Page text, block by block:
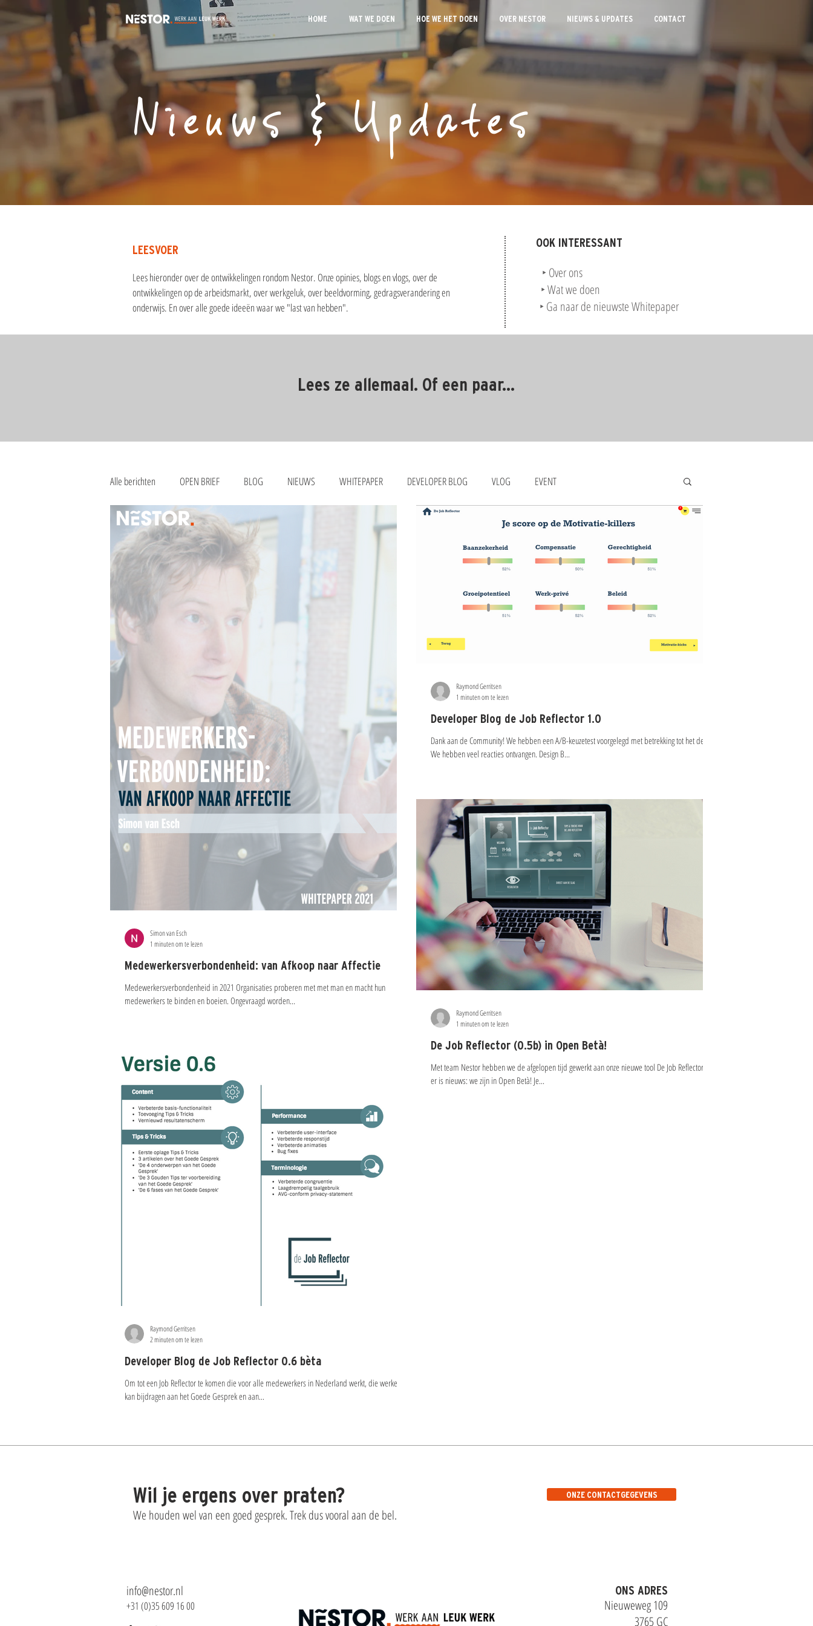
HOME WAT WE DOEN HOE WE HET DOEN OVER NESTOR NIEUWS & UPDATES CONTACT
Nieuws & Updates
OOK INTERESSANT
‣ Over ons
‣ Wat we doen
LEESVOER
Lees hieronder over de ontwikkelingen rondom Nestor. Onze opinies, blogs en vlogs, over de
ontwikkelingen op de arbeidsmarkt, over werkgeluk, over beeldvorming, gedragsverandering en
onderwijs. En over alle goede ideeën waar we "last van hebben".
‣ Ga naar de nieuwste Whitepaper
Lees ze allemaal. Of een paar...
Alle berichten OPEN BRIEF BLOG NIEUWS WHITEPAPER DEVELOPER BLOG VLOG EVENT
Medewerkersverbondenheid: van Afkoop naar Affectie
Medewerkersverbondenheid in 2021 Organisaties proberen met met man en macht hun
medewerkers te binden en boeien. Ongevraagd worden...
Simon van Esch
1 minuten om te lezen
Developer Blog de Job Reflector 1.0
Dank aan de Community! We hebben een A/B-keuzetest voorgelegd met betrekking tot het design.
We hebben veel reacties ontvangen. Design B...
Raymond Gerritsen
1 minuten om te lezen
Developer Blog de Job Reflector 0.6 bèta
Om tot een Job Reflector te komen die voor alle medewerkers in Nederland werkt, die werkelijk
kan bijdragen aan het Goede Gesprek en aan...
Raymond Gerritsen
2 minuten om te lezen
De Job Reflector (0.5b) in Open Betà!
Met team Nestor hebben we de afgelopen tijd gewerkt aan onze nieuwe tool De Job Reflector. En
er is nieuws: we zijn in Open Betà! Je...
Raymond Gerritsen
1 minuten om te lezen
Wil je ergens over praten?
We houden wel van een goed gesprek. Trek dus vooral aan de bel.
ONZE CONTACTGEGEVENS
info@nestor.nl ONS ADRES
Nieuweweg 109
3765 GC
+31 (0)35 609 16 00